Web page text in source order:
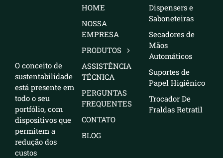
O conceito de
sustentabilidade
está presente em
todo o seu
portfólio, com
dispositivos que
permitem a
redução dos
custos
HOME
NOSSA
EMPRESA
PRODUTOS
ASSISTÊNCIA
TÉCNICA
PERGUNTAS
FREQUENTES
CONTATO
BLOG
Dispensers e
Saboneteiras
Secadores de
Mãos
Automáticos
Suportes de
Papel Higiênico
Trocador De
Fraldas Retratil